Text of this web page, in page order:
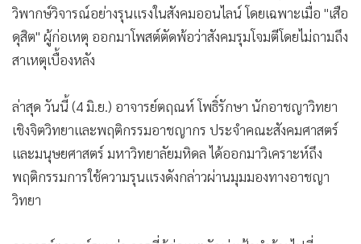
วิพากษ์วิจารณ์อย่างรุนแรงในสังคมออนไลน์ โดยเฉพาะเมื่อ "เสือ
ดุสิต" ผู้ก่อเหตุ ออกมาโพสต์ตัดพ้อว่าสังคมรุมโจมตีโดยไม่ถามถึง
สาเหตุเบื้องหลัง
ล่าสุด วันนี้ (4 มิ.ย.) อาจารย์ตฤณห์ โพธิ์รักษา นักอาชญาวิทยา
เชิงจิตวิทยาและพฤติกรรมอาชญากร ประจำคณะสังคมศาสตร์
และมนุษยศาสตร์ มหาวิทยาลัยมหิดล ได้ออกมาวิเคราะห์ถึง
พฤติกรรมการใช้ความรุนแรงดังกล่าวผ่านมุมมองทางอาชญา
วิทยา